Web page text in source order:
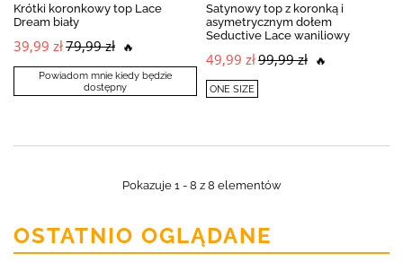
Krótki koronkowy top Lace
Dream biały
39,99 zł79,99 zł 🔥
Powiadom mnie kiedy będzie
dostępny
Satynowy top z koronką i
asymetrycznym dołem
Seductive Lace waniliowy
49,99 zł99,99 zł 🔥
ONE SIZE
Pokazuje 1 - 8 z 8 elementów
OSTATNIO OGLĄDANE